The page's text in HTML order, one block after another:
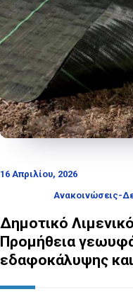
16 Απριλίου, 2026
Ανακοινώσεις-
Δημοτικό
Προμήθεια
εδαφοκάλυψης και